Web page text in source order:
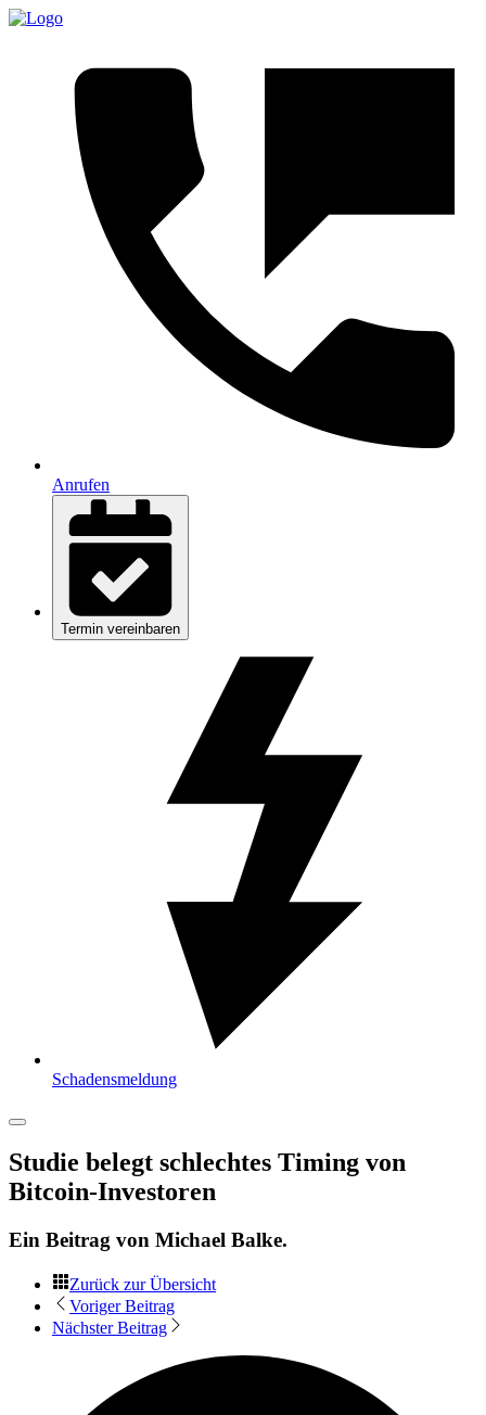
Anrufen
Termin vereinbaren
Schadensmeldung
Studie belegt schlechtes Timing von
Bitcoin-Investoren
Ein Beitrag von Michael Balke.
Zurück zur Übersicht
Voriger Beitrag
Nächster Beitrag